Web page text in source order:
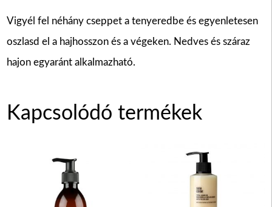
Vigyél fel néhány cseppet a tenyeredbe és egyenletesen
oszlasd el a hajhosszon és a végeken. Nedves és száraz
hajon egyaránt alkalmazható.
Kapcsolódó termékek